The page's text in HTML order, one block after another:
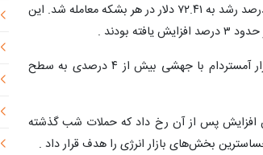
رسید و نفت وست‌تگزاس اینترمدیت (WTI) نیز با ۲.۸۰ درصد رشد به ۷۲.۴۱ دلار در هر بشکه معامله شد. این
بودند .
در بازار گاز اروپا، شاخص مرجع تی‌تی‌اف (TTF) در بازار آمستردام با جهشی بیش از ۴ درصدی به سطح
تا ۴.۹ درصد رشد کرد؛ این افزایش پس از آن رخ داد که حملات شب گذشته
بخش‌های بازار انرژی را هدف قرار داد .